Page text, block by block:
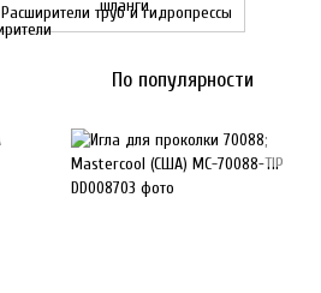
Расширители труб и гидропрессы
По популярности